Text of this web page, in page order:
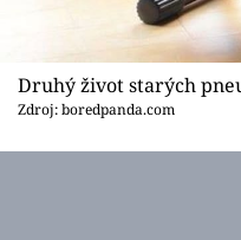
Druhý život starých
Zdroj: boredpanda.com